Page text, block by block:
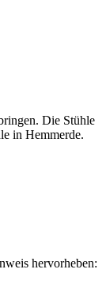
Die Stühle
in Hemmerde.
hervorheben: